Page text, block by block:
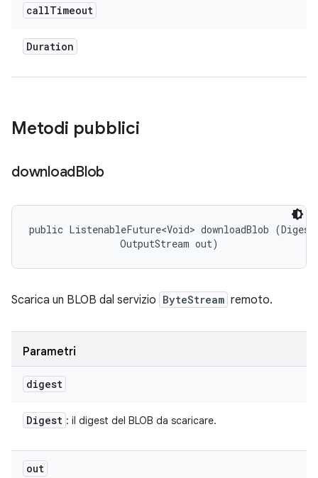
callTimeout
Duration
Metodi pubblici
downloadBlob
public ListenableFuture<Void> downloadBlob
                OutputStream out)
Scarica un BLOB dal servizio ByteStream remoto.
Parametri
digest
Digest : il digest del BLOB da scaricare.
out